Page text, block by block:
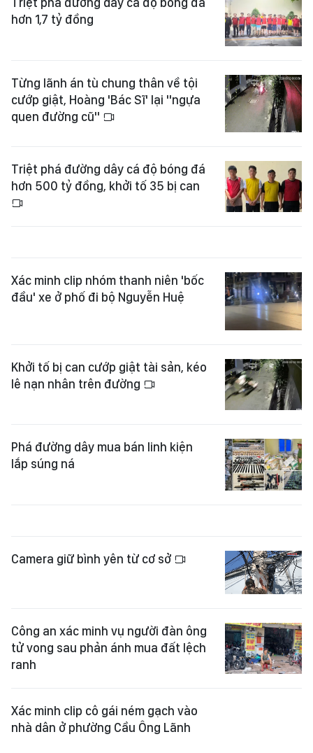
hơn 1,7 tỷ đồng
Từng lãnh án tù chung thân về tội
cướp giật, Hoàng 'Bác Sĩ' lại "ngựa
quen đường cũ"
Triệt phá đường dây cá độ bóng đá
hơn 500 tỷ đồng, khởi tố 35 bị can
Xác minh clip nhóm thanh niên 'bốc
đầu' xe ở phố đi bộ Nguyễn Huệ
Khởi tố bị can cướp giật tài sản, kéo
lê nạn nhân trên đường
Phá đường dây mua bán linh kiện
lắp súng ná
Camera giữ bình yên từ cơ sở
Công an xác minh vụ người đàn ông
tử vong sau phản ánh mua đất lệch
ranh
Xác minh clip cô gái ném gạch vào
nhà dân ở phường Cầu Ông Lãnh